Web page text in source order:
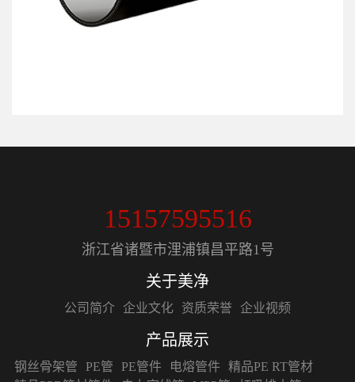
15157595516
浙江省诸暨市浬浦镇昌平路1号
关于美净
公司简介 企业文化 资质荣誉 企业视频
产品展示
钢丝骨架管 PE管 PE管件 电熔管件 精品PE RT管材